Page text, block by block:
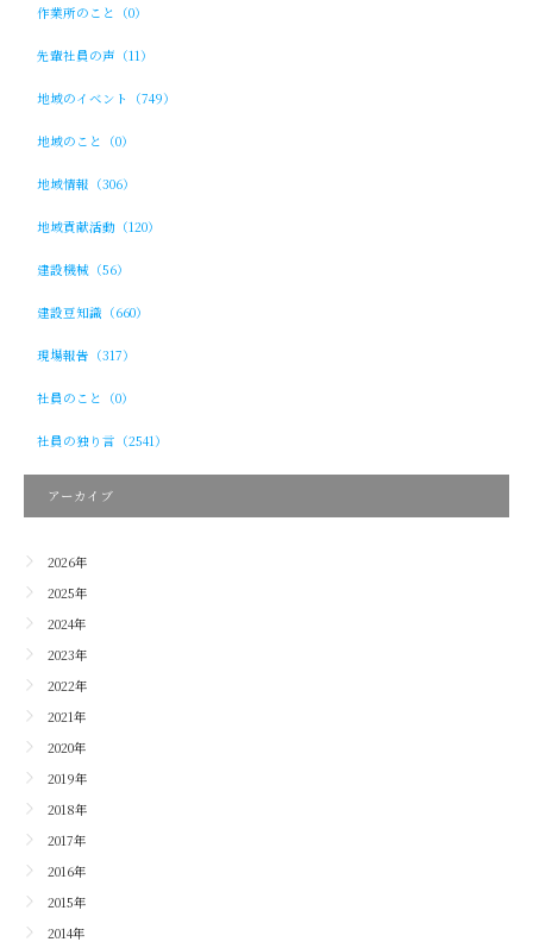
作業所のこと（0）
先輩社員の声（11）
地域のイベント（749）
地域のこと（0）
地域情報（306）
地域貢献活動（120）
建設機械（56）
建設豆知識（660）
現場報告（317）
社員のこと（0）
社員の独り言（2541）
アーカイブ
2026年
2025年
2024年
2023年
2022年
2021年
2020年
2019年
2018年
2017年
2016年
2015年
2014年